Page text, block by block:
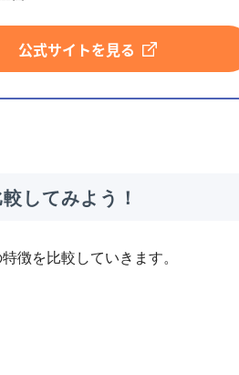
公式サイトを見る
してみよう！
徴を比較していきます。